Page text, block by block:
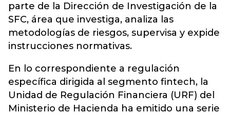
parte de la Dirección de Investigación de la
SFC, área que investiga, analiza las
metodologías de riesgos, supervisa y expide
instrucciones normativas.
En lo correspondiente a regulación
específica dirigida al segmento fintech, la
Unidad de Regulación Financiera (URF) del
Ministerio de Hacienda ha emitido una serie